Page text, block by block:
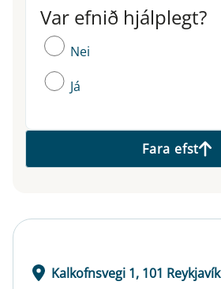
Var efnið hjálplegt?
Var efnið hjálplegt?
Nei
Já
Fara efst
Kalkofnsvegi 1, 101 Reykjavík